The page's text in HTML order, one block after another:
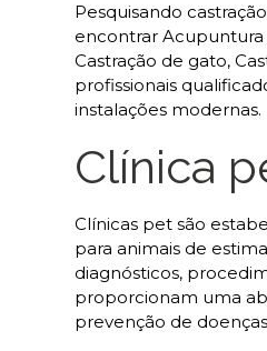
Pesquisando
encontrar Acupuntura
Castração de gato,
profissionais
instalações modernas.
Clínica
Clínicas pet são
para animais de
diagnósticos,
proporcionam uma
prevenção de